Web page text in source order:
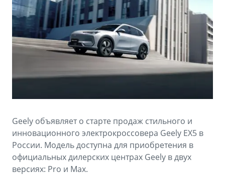
MONJARO PREFACE
от 3 079 990 ₽*
Аксессуары
ФИНАНСЫ И УСЛУГИ
Автокредит
GEELY Лизинг
Советы по эксплуатации
Спецпредложения
ПОДДЕРЖКА
Помощь на дорогах
Сервисная книжка
Вопросы и ответы
Geely объявляет о старте продаж стильного и
инновационного электрокроссовера Geely EX5 в
России. Модель доступна для приобретения в
официальных дилерских центрах Geely в двух
версиях: Pro и Max.